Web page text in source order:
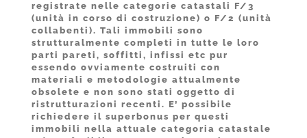
registrate nelle categorie catastali F/3
(unità in corso di costruzione) o F/2 (unità
collabenti). Tali immobili sono
strutturalmente completi in tutte le loro
parti pareti, soffitti, infissi etc pur
essendo ovviamente costruiti con
materiali e metodologie attualmente
obsolete e non sono stati oggetto di
ristrutturazioni recenti. E’ possibile
richiedere il superbonus per questi
immobili nella attuale categoria catastale